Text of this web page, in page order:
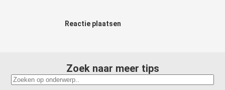
Reactie plaatsen
Zoek naar meer tips